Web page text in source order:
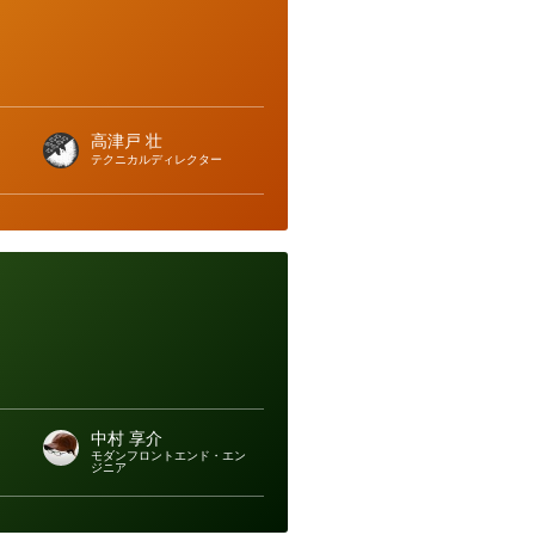
高津戸 壮
テクニカルディレクター
中村 享介
モダンフロントエンド・エン
ジニア